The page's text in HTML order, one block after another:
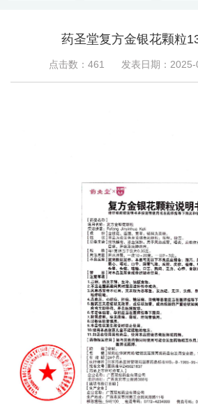
药圣堂复方金银花颗粒
点击数：461 发表日期：2025-